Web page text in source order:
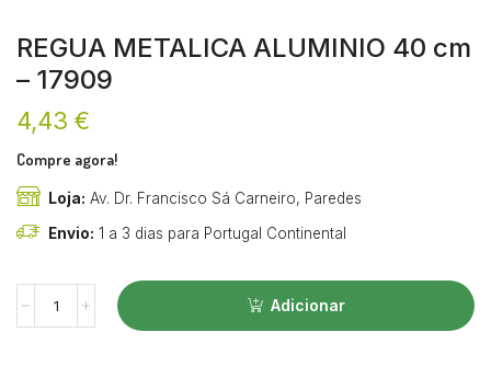
REGUA METALICA ALUMINIO 40 cm
– 17909
4,43 €
Compre agora!
Loja: Av. Dr. Francisco Sá Carneiro, Paredes
Envio: 1 a 3 dias para Portugal Continental
Adicionar